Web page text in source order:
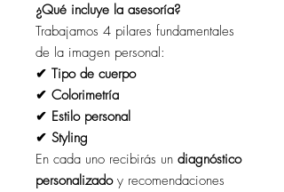
¿Qué incluye la asesoría?
Trabajamos 4 pilares fundamentales
de la imagen personal:
✔ Tipo de cuerpo
✔ Colorimetría
✔ Estilo personal
✔ Styling
En cada uno recibirás un diagnóstico
personalizadoy recomendaciones